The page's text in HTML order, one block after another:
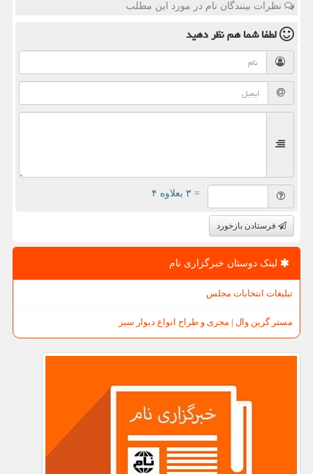
نظرات بینندگان نام در مورد این مطلب
لطفا شما همنظر دهید
= ۳ بعلاوه ۴
فرستادن بازخورد
لینک دوستان خبرگزاری نام
تبلیغات انتخابات مجلس
مستر گرین وال | مجری و طراح انواع دیوار سبز